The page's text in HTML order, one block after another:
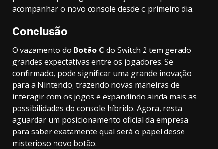
acompanhar o novo console desde o primeiro dia.
Conclusão
O vazamento do Botão C do Switch 2 tem gerado
grandes expectativas entre os jogadores. Se
confirmado, pode significar uma grande inovação
para a Nintendo, trazendo novas maneiras de
interagir com os jogos e expandindo ainda mais as
possibilidades do console híbrido. Agora, resta
aguardar um posicionamento oficial da empresa
para saber exatamente qual será o papel desse
misterioso novo botão.